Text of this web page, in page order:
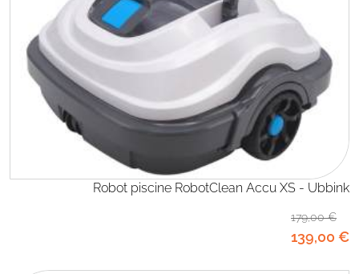
Robot piscine RobotClean Accu XS - Ubbink
179,00€
139,00 €